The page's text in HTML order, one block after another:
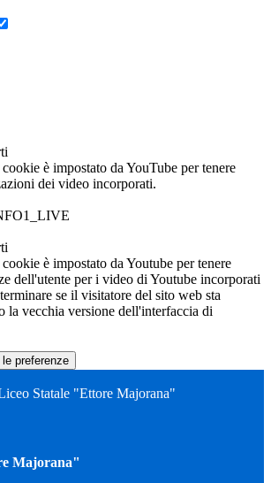
è impostato da YouTube per tenere
dei video incorporati.
è impostato da Youtube per tenere
dell'utente per i video di Youtube incorporati
se il visitatore del sito web sta
la vecchia versione dell'interfaccia di
preferenze
Statale "Ettore Majorana"
Majorana"